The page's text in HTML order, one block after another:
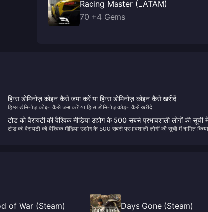
Racing Master (LATAM)
70 +4 Gems
हिग्स डोमिनोज़ कोइन कैसे जमा करें या हिग्स डोमिनोज़ कोइन कैसे खरीदें
हिग्स डोमिनोज़ कोइन कैसे जमा करें या हिग्स डोमिनोज़ कोइन कैसे खरीदें
टोड को वैरायटी की वैश्विक मीडिया उद्योग के 500 सबसे प्रभावशाली लोगों की सूची
नामित किया गया था
टोड को वैरायटी की वैश्विक मीडिया उद्योग के 500 सबसे प्रभावशाली लोगों की सूची में नामित किया
of War (Steam) Days Gone (Steam)